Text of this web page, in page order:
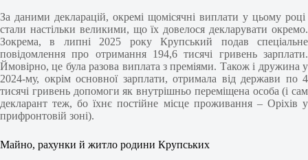
За даними декларацій, окремі щомісячні виплати у цьому році
стали настільки великими, що їх довелося декларувати окремо.
Зокрема, в липні 2025 року Крупський подав спеціальне
повідомлення про отримання 194,6 тисячі гривень зарплати.
Ймовірно, це була разова виплата з преміями. Також і дружина у
2024-му, окрім основної зарплати, отримала від держави по 4
тисячі гривень допомоги як внутрішньо переміщена особа (і сам
декларант теж, бо їхнє постійне місце проживання – Оріхів у
прифронтовій зоні).
Майно, рахунки й житло родини Крупських